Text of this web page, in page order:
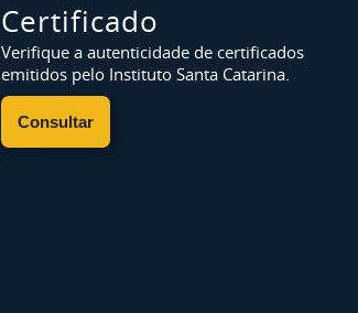
Certificado
Verifique a autenticidade de certificados
emitidos pelo Instituto Santa Catarina.
Consultar